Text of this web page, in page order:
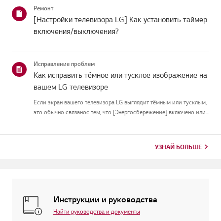
Ремонт
[Настройки телевизора LG] Как установить таймер
включения/выключения?
Исправление проблем
Как исправить тёмное или тусклое изображение на
вашем LG телевизоре
Если экран вашего телевизора LG выглядит тёмным или тусклым,
это обычно связанос тем, что [Энергосбережение] включено или
УЗНАЙ БОЛЬШЕ
Инструкции и руководства
Найти руководства и документы